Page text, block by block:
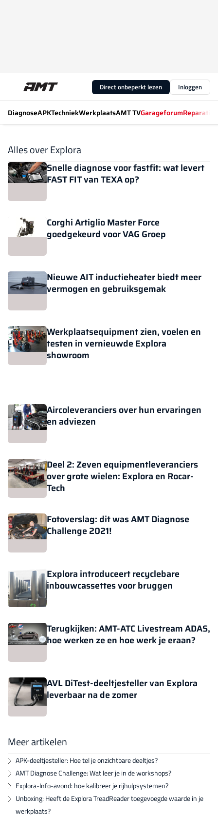
Direct onbeperkt lezen Inloggen
DiagnoseAPKTechniekWerkplaatsAMT TVGarageforum
Alles over Explora
Snelle diagnose voor fastfit: wat levert
FAST FIT van TEXA op?
Corghi Artiglio Master Force
goedgekeurd voor VAG Groep
Nieuwe AIT inductieheater biedt meer
vermogen en gebruiksgemak
Werkplaatsequipment zien, voelen en
testen in vernieuwde Explora
showroom
Aircoleveranciers over hun ervaringen
en adviezen
Deel 2: Zeven equipmentleveranciers
over grote wielen: Explora en Rocar-
Tech
Fotoverslag: dit was AMT Diagnose
Challenge 2021!
Explora introduceert recyclebare
inbouwcassettes voor bruggen
Terugkijken: AMT-ATC Livestream ADAS,
hoe werken ze en hoe werk je eraan?
AVL DiTest-deeltjesteller van Explora
leverbaar na de zomer
Meer artikelen
APK-deeltjesteller: Hoe tel je onzichtbare deeltjes?
AMT Diagnose Challenge: Wat leer je in de workshops?
Explora-Info-avond: hoe kalibreer je rijhulpsystemen?
Unboxing: Heeft de Explora TreadReader toegevoegde waarde in je
werkplaats?